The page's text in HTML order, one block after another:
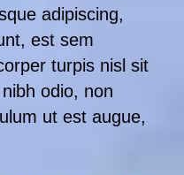
adipiscing,
est sem
turpis nisl sit
odio, non
ut est augue,